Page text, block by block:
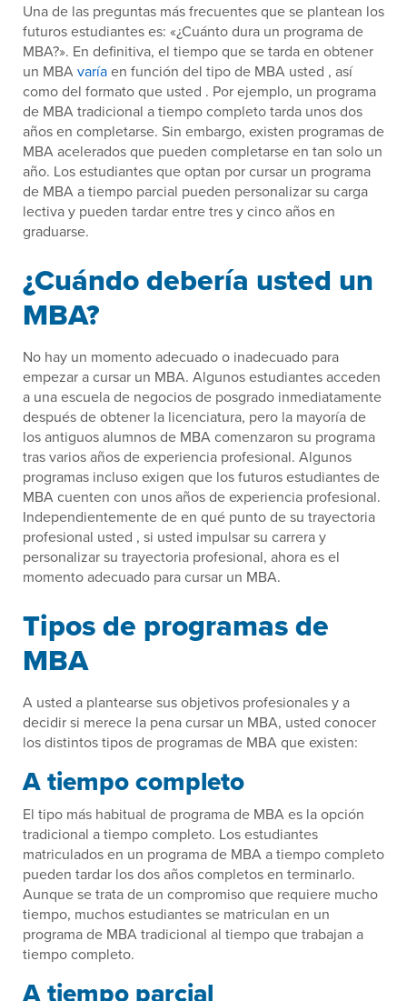
Una de las preguntas más frecuentes que se plantean los
futuros estudiantes es: «¿Cuánto dura un programa de
MBA?». En definitiva, el tiempo que se tarda en obtener
un MBAvaríaen función del tipo de MBA usted , así
como del formato que usted . Por ejemplo, un programa
de MBA tradicional a tiempo completo tarda unos dos
años en completarse. Sin embargo, existen programas de
MBA acelerados que pueden completarse en tan solo un
año. Los estudiantes que optan por cursar un programa
de MBA a tiempo parcial pueden personalizar su carga
lectiva y pueden tardar entre tres y cinco años en
graduarse.
¿Cuándo debería usted un
MBA?
No hay un momento adecuado o inadecuado para
empezar a cursar un MBA. Algunos estudiantes acceden
a una escuela de negocios de posgrado inmediatamente
después de obtener la licenciatura, pero la mayoría de
los antiguos alumnos de MBA comenzaron su programa
tras varios años de experiencia profesional. Algunos
programas incluso exigen que los futuros estudiantes de
MBA cuenten con unos años de experiencia profesional.
Independientemente de en qué punto de su trayectoria
profesional usted , si usted impulsar su carrera y
personalizar su trayectoria profesional, ahora es el
momento adecuado para cursar un MBA.
Tipos de programas de
MBA
A usted a plantearse sus objetivos profesionales y a
decidir si merece la pena cursar un MBA, usted conocer
los distintos tipos de programas de MBA que existen:
A tiempo completo
El tipo más habitual de programa de MBA es la opción
tradicional a tiempo completo. Los estudiantes
matriculados en un programa de MBA a tiempo completo
pueden tardar los dos años completos en terminarlo.
Aunque se trata de un compromiso que requiere mucho
tiempo, muchos estudiantes se matriculan en un
programa de MBA tradicional al tiempo que trabajan a
tiempo completo.
A tiempo parcial